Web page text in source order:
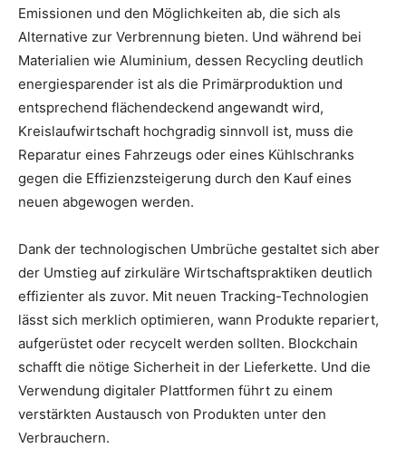
Emissionen und den Möglichkeiten ab, die sich als
Alternative zur Verbrennung bieten. Und während bei
Materialien wie Aluminium, dessen Recycling deutlich
energiesparender ist als die Primärproduktion und
entsprechend flächendeckend angewandt wird,
Kreislaufwirtschaft hochgradig sinnvoll ist, muss die
Reparatur eines Fahrzeugs oder eines Kühlschranks
gegen die Effizienzsteigerung durch den Kauf eines
neuen abgewogen werden.
Dank der technologischen Umbrüche gestaltet sich aber
der Umstieg auf zirkuläre Wirtschaftspraktiken deutlich
effizienter als zuvor. Mit neuen Tracking-Technologien
lässt sich merklich optimieren, wann Produkte repariert,
aufgerüstet oder recycelt werden sollten. Blockchain
schafft die nötige Sicherheit in der Lieferkette. Und die
Verwendung digitaler Plattformen führt zu einem
verstärkten Austausch von Produkten unter den
Verbrauchern.